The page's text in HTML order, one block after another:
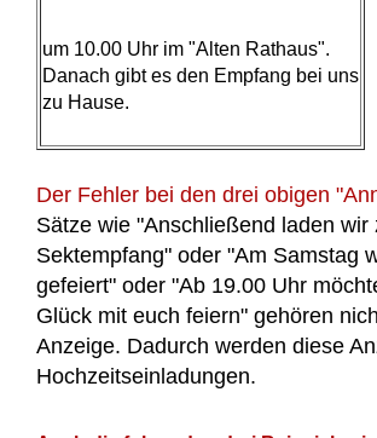
um 10.00 Uhr im "Alten Rathaus".
Danach gibt es den Empfang bei uns
zu Hause.
Der Fehler bei den drei obigen
Sätze wie "Anschließend laden wir
Sektempfang" oder "Am Samstag
gefeiert" oder "Ab 19.00 Uhr
Glück mit euch feiern" gehören
Anzeige. Dadurch werden diese
Hochzeitseinladungen.